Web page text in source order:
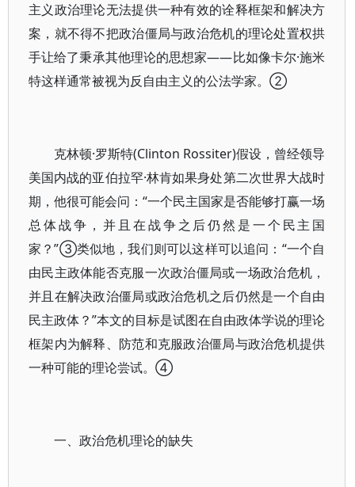
主义政治理论无法提供一种有效的诠释框架和解决方
案，就不得不把政治僵局与政治危机的理论处置权拱
手让给了秉承其他理论的思想家——比如像卡尔·施米
特这样通常被视为反自由主义的公法学家。②
克林顿·罗斯特(Clinton Rossiter)假设，曾经领导
美国内战的亚伯拉罕·林肯如果身处第二次世界大战时
期，他很可能会问：“一个民主国家是否能够打赢一场
总体战争，并且在战争之后仍然是一个民主国
家？”③类似地，我们则可以这样可以追问：“一个自
由民主政体能否克服一次政治僵局或一场政治危机，
并且在解决政治僵局或政治危机之后仍然是一个自由
民主政体？”本文的目标是试图在自由政体学说的理论
框架内为解释、防范和克服政治僵局与政治危机提供
一种可能的理论尝试。④
一、政治危机理论的缺失